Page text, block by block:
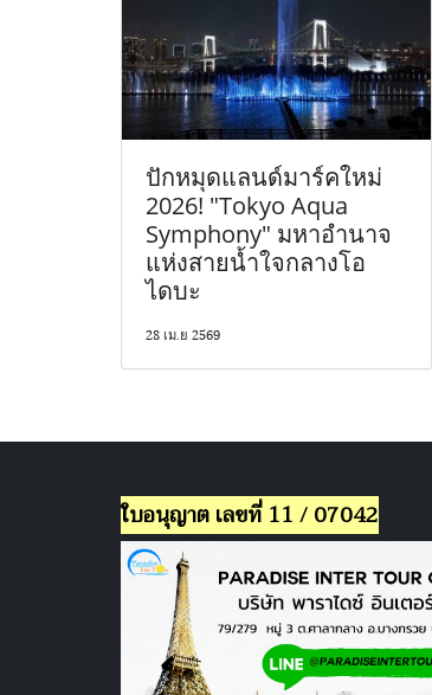
ปักหมุดแลนด์มาร์คใหม่
2026! "Tokyo Aqua
Symphony" มหาอำนาจ
แห่งสายน้ำใจกลางโอ
ไดบะ
28 เม.ย 2569
ใบอนุญาต เลขที่ 11 / 07042